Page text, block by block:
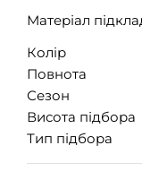
Матеріал
Колір
Повнота
Сезон
Висота підбора
Тип підбора